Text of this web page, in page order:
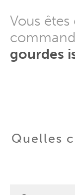
Vous
gourdes
Quelles